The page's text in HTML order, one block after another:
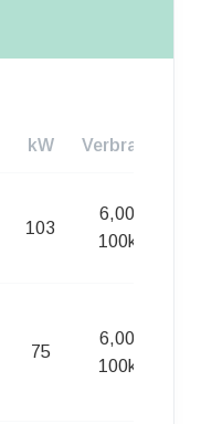
kW Verbrauch
103
6,00 l /
100km
75
6,00 l /
100km